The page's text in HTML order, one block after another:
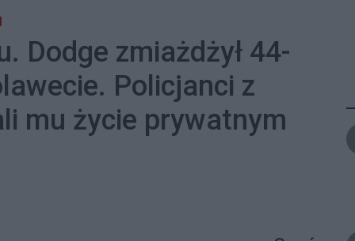
Dodge zmiażdżył 44-
Policjanci z
mu życie prywatnym